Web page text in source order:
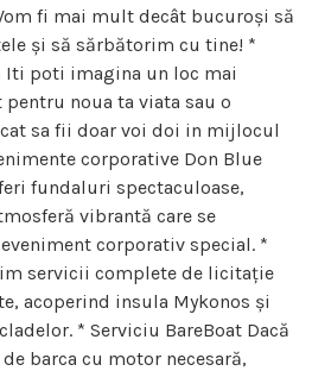
fi mai mult decât bucuroși să
și să sărbătorim cu tine! *
Iti poti imagina un loc mai
noua ta viata sau o
sa fii doar voi doi in mijlocul
corporative Don Blue
fundaluri spectaculoase,
vibrantă care se
corporativ special. *
servicii complete de licitație
acoperind insula Mykonos și
* Serviciu BareBoat Dacă
barca cu motor necesară,